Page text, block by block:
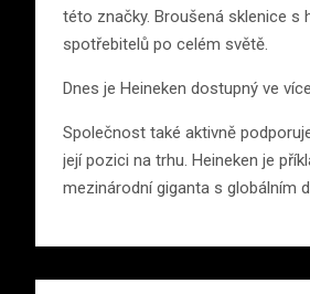
této značky. Broušená sklenice
spotřebitelů po celém světě.
Dnes je Heineken dostupný ve
Společnost také aktivně
její pozici na trhu. Heineken je
mezinárodní giganta s globálním